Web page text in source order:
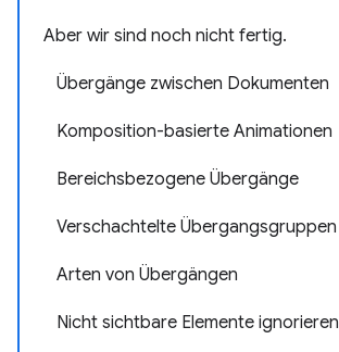
Aber wir sind noch nicht fertig.
Übergänge zwischen Dokumenten
Komposition-basierte Animationen
Bereichsbezogene Übergänge
Verschachtelte Übergangsgruppen
Arten von Übergängen
Nicht sichtbare Elemente ignorieren